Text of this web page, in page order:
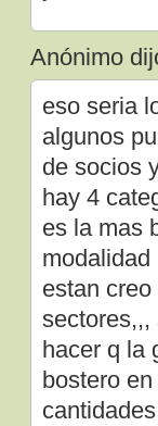
Anónimo
eso seria
algunos
de socios
hay 4
es la mas
estan
sectores,,,
hacer q la
bostero